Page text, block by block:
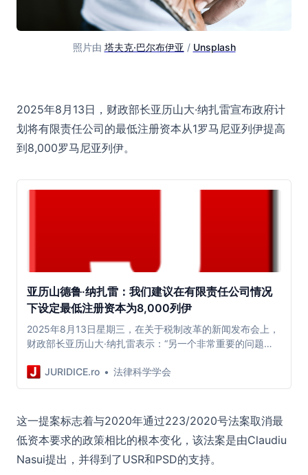
照片由 塔夫克·巴尔布伊亚 / Unsplash
在罗马尼亚重新引入最低注册资本：在欧洲趋势背景下的批
2025年8月13日，财政部长亚历山大·纳扎雷宣布政府计
划将有限责任公司的最低注册资本从1罗马尼亚列伊提高
到8,000罗马尼亚列伊。
亚历山德鲁·纳扎雷：我们建议在有限责任公司情况
下设定最低注册资本为8,000列伊
2025年8月13日星期三，在关于税制改革的新闻发布会上，
财政部长亚历山大·纳扎雷表示：“另一个非常重要的问题是
JURIDICE.ro
法律科学学会
这一提案标志着与2020年通过223/2020号法案取消最
低资本要求的政策相比的根本变化，该法案是由Claudiu
Nasui提出，并得到了USR和PSD的支持。